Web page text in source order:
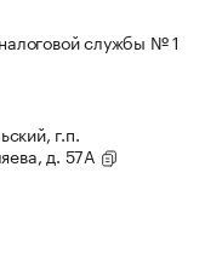
службы № 1
г.п.
д. 57А